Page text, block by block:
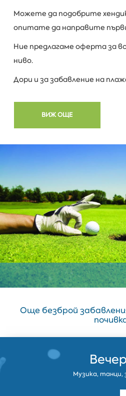
Можете да подобрите
опитате да направите
Ние предлагаме оферта за
ниво.
Дори и за забавление на
ВИЖ ОЩЕ
Още безброй
Музика, танци,